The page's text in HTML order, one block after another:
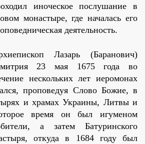
иноческое послушание в
монастыре, где началась его
деятельность.
Лазарь (Баранович)
23 мая 1675 года во
нескольких лет иеромонах
проповедуя Слово Божие, в
и храмах Украины, Литвы и
время он был игуменом
а затем Батуринского
откуда в 1684 году был